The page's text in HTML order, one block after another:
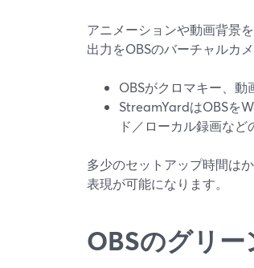
アニメーションや動画背景
出力をOBSのバーチャルカ
OBSがクロマキー、動
StreamYardはOBSを
ド／ローカル録画など
多少のセットアップ時間は
表現が可能になります。
OBSのグリ